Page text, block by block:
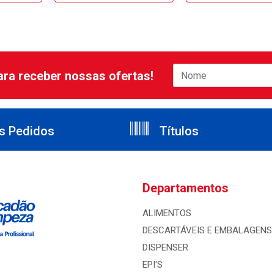
receber nossas ofertas!
Pedidos Títulos
Departamentos
ALIMENTOS
DESCARTÁVEIS E EMBALAGENS
DISPENSER
EPI'S